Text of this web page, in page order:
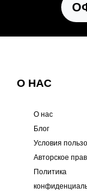
О НАС
О нас
Блог
Условия
Авторское
Политика